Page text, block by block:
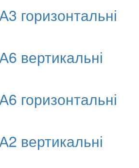
горизонтальні
вертикальні
горизонтальні
вертикальні